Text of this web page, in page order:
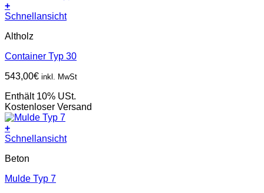
+
Schnellansicht
Altholz
Container Typ 30
543,00€ inkl. MwSt
Enthält 10% USt.
Kostenloser Versand
+
Schnellansicht
Beton
Mulde Typ 7